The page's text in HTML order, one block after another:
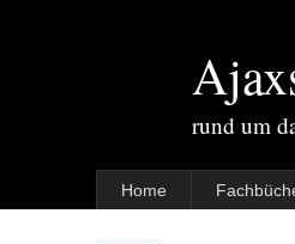
rund um
Home